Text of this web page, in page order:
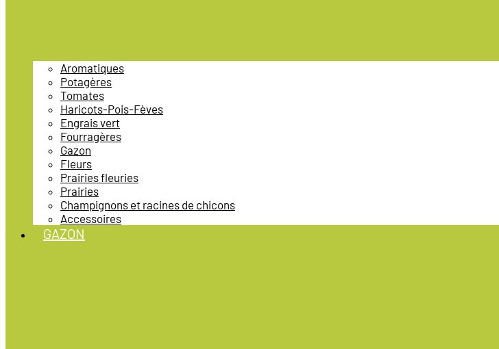
Aromatiques
Potagères
Tomates
Haricots-Pois-Fèves
Engrais vert
Fourragères
Gazon
Fleurs
Prairies fleuries
Prairies
Champignons et racines de chicons
Accessoires
GAZON